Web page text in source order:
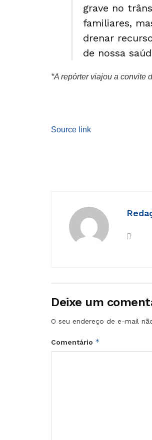
grave no
familiares,
drenar
de nossa
*A repórter viajou a convite
Source link
Deixe um
O seu endereço de e-mail
Comentário *